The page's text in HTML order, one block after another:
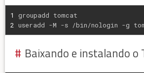
1
2
groupadd tomcat
useradd -M -s /bin/nologin -g
Baixando e instalando o